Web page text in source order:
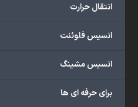
انتقال حرارت
انسیس فلوئنت
انسیس مشینگ
برای حرفه ای ها
می‌دهد.
می‌توانید
خدمات
گروه